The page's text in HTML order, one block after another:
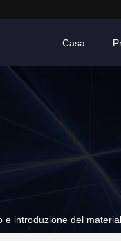
Casa
introduzione del